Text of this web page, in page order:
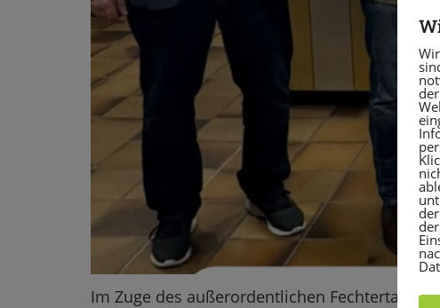
Im Zuge des außerordentlichen Fechtertags